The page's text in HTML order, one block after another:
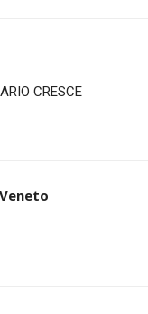
CRESCE